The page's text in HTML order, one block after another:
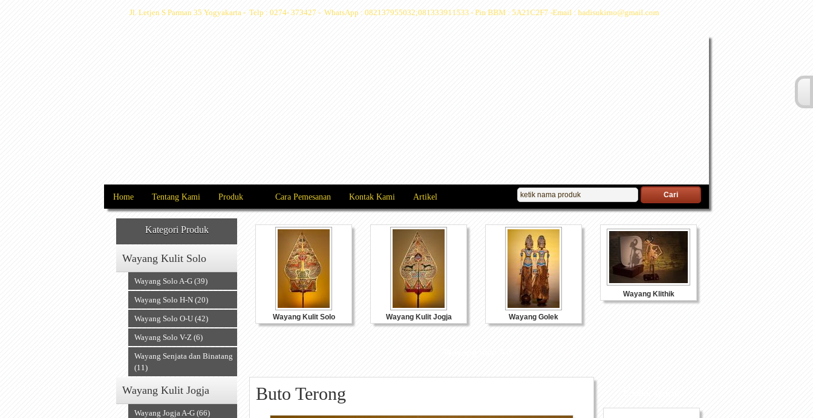
Jl. Letjen S Parman 35 Yogyakarta - Telp : 0274- 373427 - WhatsApp : 082137955032;081333911533 - Pin BBM : 5A21C2F7 -Email : hadisukirno@gmail.com
Home Tentang Kami Produk Cara Pemesanan Kontak Kami Artikel
Kategori Produk
Wayang Kulit Solo
Wayang Solo A-G (39)
Wayang Solo H-N (20)
Wayang Solo O-U (42)
Wayang Solo V-Z (6)
Wayang Senjata dan Binatang
(11)
Wayang Kulit Jogja
Wayang Jogja A-G (66)
Wayang Kulit Solo Wayang Kulit Jogja Wayang Golek
Wayang Klithik
Buto Terong